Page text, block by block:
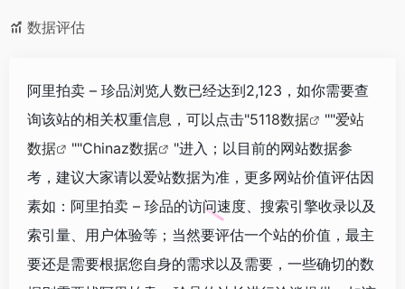
数据评估
阿里拍卖 – 珍品浏览人数已经达到2,123，如你需要查
询该站的相关权重信息，可以点击"5118数据 ""爱站
数据
""Chinaz数据
"进入；以目前的网站数据参
考，建议大家请以爱站数据为准，更多网站价值评估因
素如：阿里拍卖 – 珍品的访问速度、搜索引擎收录以及
索引量、用户体验等；当然要评估一个站的价值，最主
要还是需要根据您自身的需求以及需要，一些确切的数